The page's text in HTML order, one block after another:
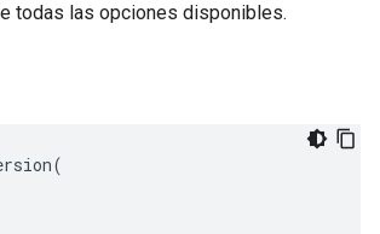
todas las opciones disponibles.